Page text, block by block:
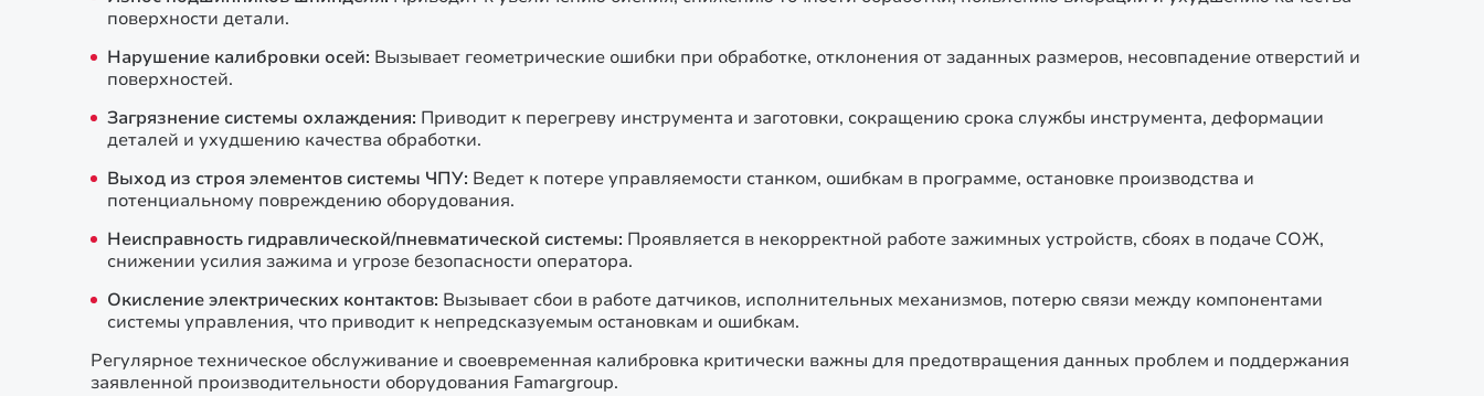
поверхности детали.
Нарушение калибровки осей: Вызывает геометрические ошибки при обработке, отклонения от заданных размеров, несовпадение отверстий и
поверхностей.
Загрязнение системы охлаждения: Приводит к перегреву инструмента и заготовки, сокращению срока службы инструмента, деформации
деталей и ухудшению качества обработки.
Выход из строя элементов системы ЧПУ: Ведет к потере управляемости станком, ошибкам в программе, остановке производства и
потенциальному повреждению оборудования.
Неисправность гидравлической/пневматической системы: Проявляется в некорректной работе зажимных устройств, сбоях в подаче СОЖ,
снижении усилия зажима и угрозе безопасности оператора.
Окисление электрических контактов: Вызывает сбои в работе датчиков, исполнительных механизмов, потерю связи между компонентами
системы управления, что приводит к непредсказуемым остановкам и ошибкам.
Регулярное техническое обслуживание и своевременная калибровка критически важны для предотвращения данных проблем и поддержания
заявленной производительности оборудования Famargroup.